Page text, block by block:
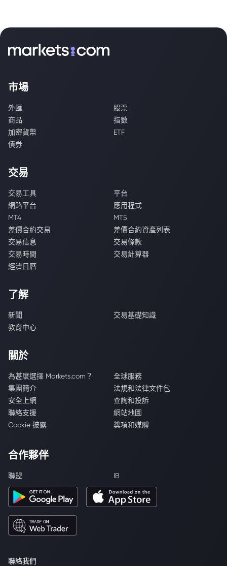
聯絡我們
市場
外匯
股票
商品
指數
加密貨幣
ETF
債券
交易
交易工具
平台
網路平台
應用程式
MT4
MT5
差價合約交易
差價合約資產列表
交易信息
交易條款
交易時間
交易計算器
經濟日曆
了解
新聞
交易基礎知識
教育中心
關於
為甚麼選擇 Markets.com？
全球服務
集團簡介
法規和法律文件包
安全上網
查詢和投訴
聯絡支援
網站地圖
Cookie 披露
獎項和媒體
合作夥伴
聯盟 IB